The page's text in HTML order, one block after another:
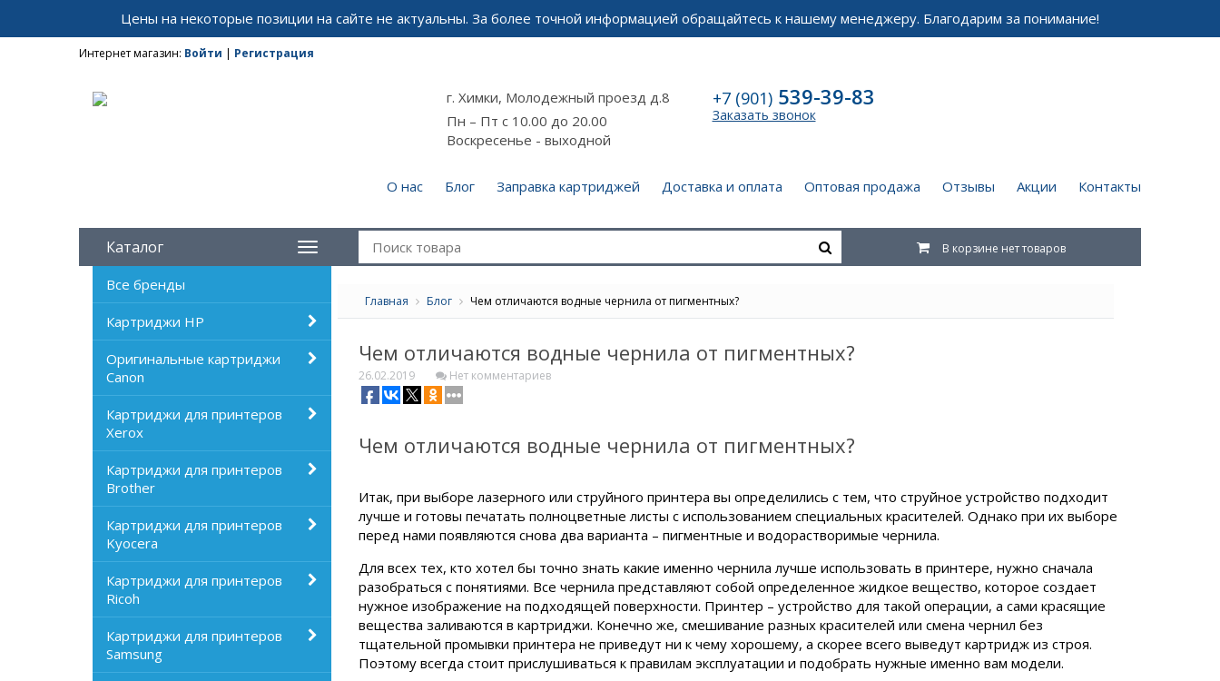
Цены на некоторые позиции на сайте не актуальны. За более точной информацией обращайтесь к нашему менеджеру. Благодарим за понимание!
Интернет магазин: Войти | Регистрация
г. Химки, Молодежный проезд д.8
Пн – Пт с 10.00 до 20.00
Воскресенье - выходной
+7 (901)539-39-83
Заказать звонок
О нас Блог Заправка картриджей Доставка и оплата Оптовая продажа Отзывы Акции Контакты
Каталог
Все бренды
Картриджи HP
Оригинальные картриджи
Canon
Картриджи для принтеров
Xerox
Картриджи для принтеров
Brother
Картриджи для принтеров
Kyocera
Картриджи для принтеров
Ricoh
Картриджи для принтеров
Samsung
В корзине нет товаров
Главная Блог Чем отличаются водные чернила от пигментных?
Чем отличаются водные чернила от пигментных?
26.02.2019 Нет комментариев
Чем отличаются водные чернила от пигментных?
Итак, при выборе лазерного или струйного принтера вы определились с тем, что струйное устройство подходит
лучше и готовы печатать полноцветные листы с использованием специальных красителей. Однако при их выборе
перед нами появляются снова два варианта – пигментные и водорастворимые чернила.
Для всех тех, кто хотел бы точно знать какие именно чернила лучше использовать в принтере, нужно сначала
разобраться с понятиями. Все чернила представляют собой определенное жидкое вещество, которое создает
нужное изображение на подходящей поверхности. Принтер – устройство для такой операции, а сами красящие
вещества заливаются в картриджи. Конечно же, смешивание разных красителей или смена чернил без
тщательной промывки принтера не приведут ни к чему хорошему, а скорее всего выведут картридж из строя.
Поэтому всегда стоит прислушиваться к правилам эксплуатации и подобрать нужные именно вам модели.